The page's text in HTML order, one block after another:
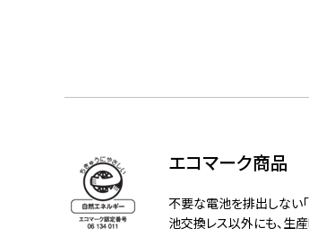
エコマーク商品
不要な電池を排出しない
池交換レス以外にも、生